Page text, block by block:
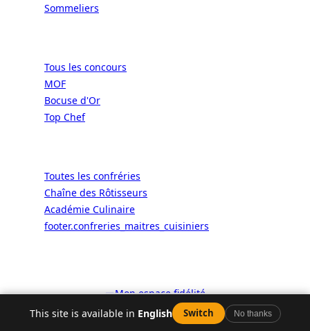
Carte
Avis
Appeler Y aller Plus
Sommeliers
Tous les concours
MOF
Bocuse d'Or
Top Chef
Toutes les confréries
Chaîne des Rôtisseurs
Académie Culinaire
footer.confreries_maitres_cuisiniers
🎫Mon espace fidélité
Facebook
YouTube
Instagram
LinkedIn
X
WhatsApp
Google
This site is available in English Switch No thanks